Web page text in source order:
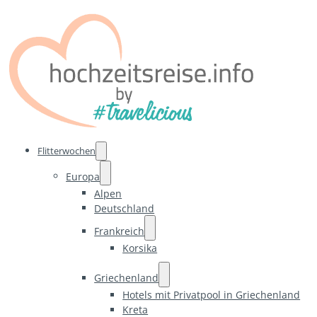
Flitterwochen
Europa
Alpen
Deutschland
Frankreich
Korsika
Griechenland
Hotels mit Privatpool in Griechenland
Kreta